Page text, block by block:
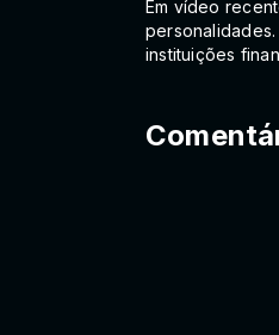
Em vídeo
instituições